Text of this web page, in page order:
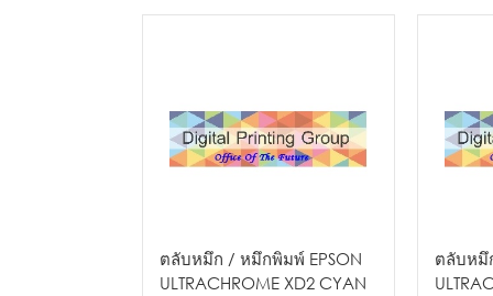
ตลับหมึก / หมึกพิมพ์ EPSON
ULTRACHROME XD2 CYAN
ตลับหมึ